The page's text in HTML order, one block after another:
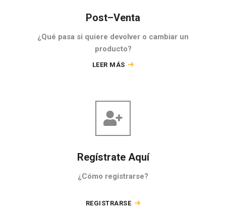
Post–Venta
¿Qué pasa si quiere devolver o cambiar un
producto?
LEER MÁS
Regístrate Aquí
¿Cómo registrarse?
REGISTRARSE